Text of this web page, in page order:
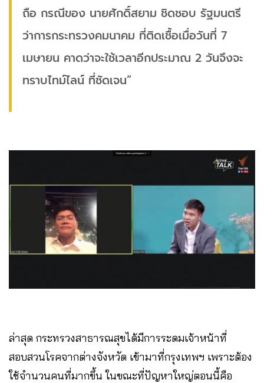
ถือ​ กรณีของ นายศักดิ์สยาม​ ชิดชอบ​ รัฐมนตรี
ว่าการกระทรวงคมนาคม​ ที่ติดเชื้อเมื่อวันที่ 7
เมษายน คาดว่าจะใช้เวลาอีกประมาณ 2 วันจึงจะ
ทราบไทม์ไลน์ ที่ชัดเจน”
ล่าสุด กระทรวงสาธารณสุขได้มีการระดมเจ้าหน้าที่
สอบสวนโรคจากต่างจังหวัด เข้ามาที่กรุงเทพฯ​ เพราะต้อง
ใช้จำนวนคนที่มากขึ้น ในขณะที่ปัญหาใหญ่ตอนนี้คือ